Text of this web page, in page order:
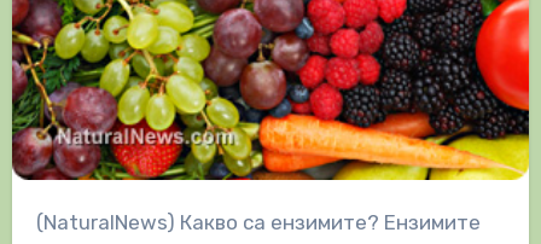
(NaturalNews) Какво са ензимите? Ензимите